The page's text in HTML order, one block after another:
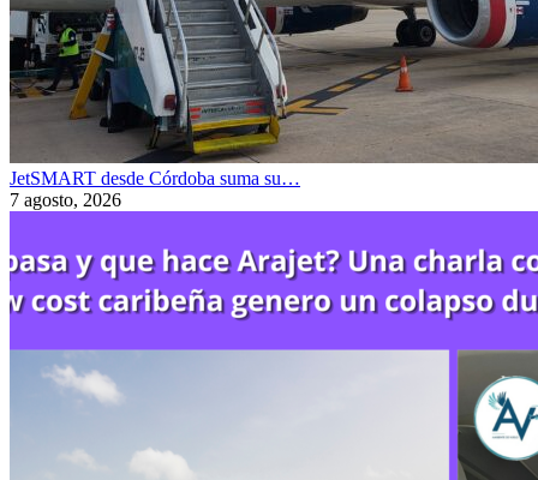
JetSMART desde Córdoba suma su…
7 agosto, 2026